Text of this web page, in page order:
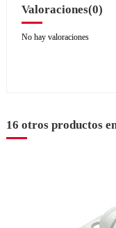
Valoraciones(0)
No hay valoraciones
16 otros productos